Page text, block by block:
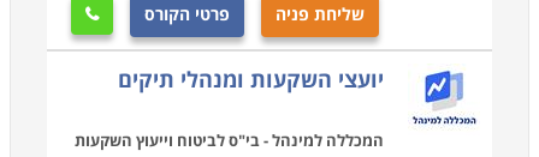
שליחת פניה פרטי הקורס 
יועצי השקעות ומנהלי תיקים
המכללה למינהל - בי"ס לביטוח וייעוץ השקעות